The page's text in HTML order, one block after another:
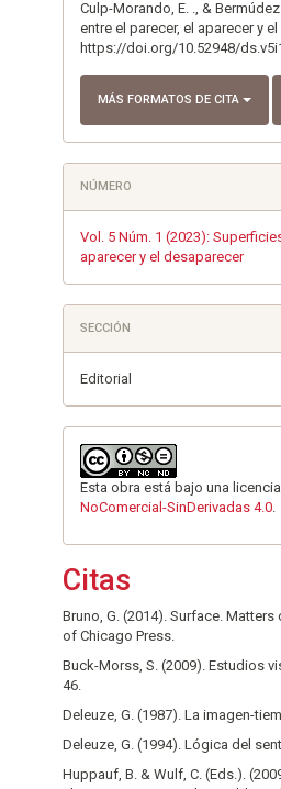
artículo
Culp-Morando, E. ., &
entre el parecer, el aparecer y
https://doi.org/10.52948/
MÁS FORMATOS DE CITA
NÚMERO
Vol. 5 Núm. 1 (2023):
aparecer y el desaparecer
SECCIÓN
Editorial
Esta obra está bajo una
NoComercial-SinDerivadas 4.0
Citas
Bruno, G. (2014). Surface.
of Chicago Press.
Buck-Morss, S. (2009). Estudios
46.
Deleuze, G. (1987). La imagen-
Deleuze, G. (1994). Lógica del
Huppauf, B. & Wulf, C. (Eds.).